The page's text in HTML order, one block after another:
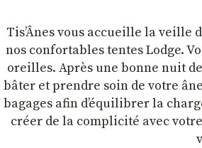
Tis’Ânes vous accueille la
nos confortables tentes Lodge.
oreilles. Après une bonne nuit
bâter et prendre soin de votre
bagages afin dʼéquilibrer la
créer de la complicité avec